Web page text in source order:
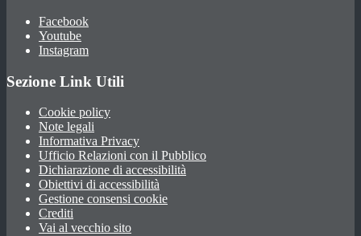
Facebook
Youtube
Instagram
Sezione Link Utili
Cookie policy
Note legali
Informativa Privacy
Ufficio Relazioni con il Pubblico
Dichiarazione di accessibilità
Obiettivi di accessibilità
Gestione consensi cookie
Crediti
Vai al vecchio sito